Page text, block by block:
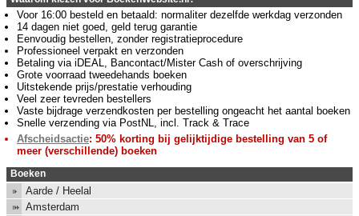
Voor 16:00 besteld en betaald: normaliter dezelfde werkdag verzonden
14 dagen niet goed, geld terug garantie
Eenvoudig bestellen, zonder registratieprocedure
Professioneel verpakt en verzonden
Betaling via iDEAL, Bancontact/Mister Cash of overschrijving
Grote voorraad tweedehands boeken
Uitstekende prijs/prestatie verhouding
Veel zeer tevreden bestellers
Vaste bijdrage verzendkosten per bestelling ongeacht het aantal boeken
Snelle verzending via PostNL, incl. Track & Trace
Afscheidsactie: 50% korting bij gelijktijdige bestelling van 5 of
meer (verschillende) boeken
Boeken
Aarde / Heelal
Amsterdam